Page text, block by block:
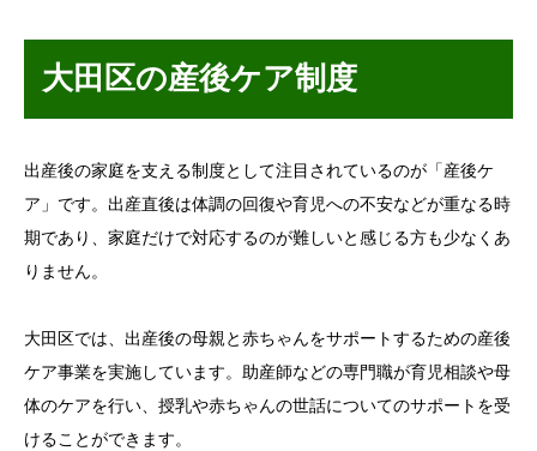
大田区の産後ケア制度
出産後の家庭を支える制度として注目されているのが「産後ケ
ア」です。出産直後は体調の回復や育児への不安などが重なる時
期であり、家庭だけで対応するのが難しいと感じる方も少なくあ
りません。
大田区では、出産後の母親と赤ちゃんをサポートするための産後
ケア事業を実施しています。助産師などの専門職が育児相談や母
体のケアを行い、授乳や赤ちゃんの世話についてのサポートを受
けることができます。